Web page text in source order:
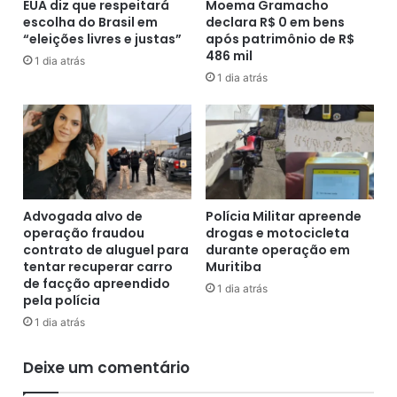
o
s
d
o
v
i
d
9
a
s
ú
l
m
a
ú
n
i
o
C
o
p
)
,
é
c
a
e
l
EUA diz que respeitará
escolha do Brasil em
“eleições livres e justas”
1 dia atrás
Moema Gramacho
declara R$ 0 em bens
após patrimônio de R$
486 mil
1 dia atrás
Advogada alvo de
operação fraudou
contrato de aluguel para
tentar recuperar carro
de facção apreendido
pela polícia
1 dia atrás
Polícia Militar apreende
drogas e motocicleta
durante operação em
Muritiba
1 dia atrás
Deixe um comentário